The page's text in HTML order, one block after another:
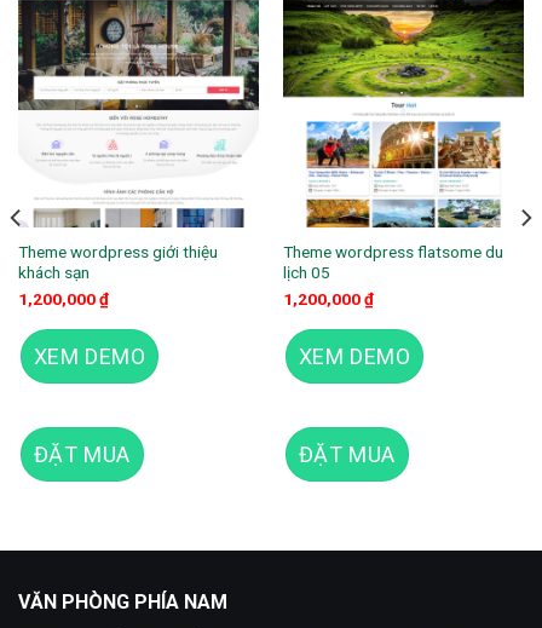
Theme wordpress giới thiệu
khách sạn
1,200,000₫
XEM DEMO
ĐẶT MUA
Theme wordpress flatsome du
lịch 05
1,200,000₫
XEM DEMO
ĐẶT MUA
Theme wordpress du lịch 21
VĂN PHÒNG PHÍA NAM